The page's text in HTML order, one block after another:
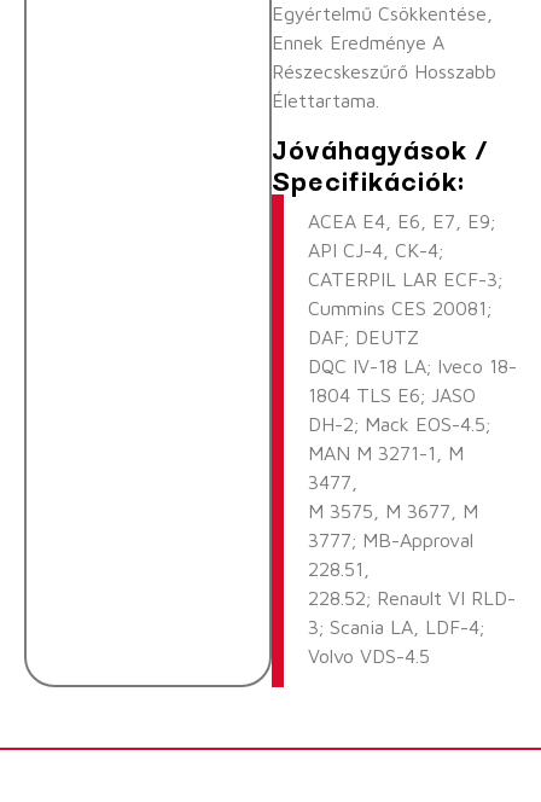
Egyértelmű Csökkentése,
Ennek Eredménye A
Részecskeszűrő Hosszabb
Élettartama.
Jóváhagyások /
Specifikációk:
ACEA E4, E6, E7, E9;
API CJ-4, CK-4;
CATERPIL LAR ECF-3;
Cummins CES 20081;
DAF; DEUTZ
DQC IV-18 LA; Iveco 18-
1804 TLS E6; JASO
DH-2; Mack EOS-4.5;
MAN M 3271-1, M
3477,
M 3575, M 3677, M
3777; MB-Approval
228.51,
228.52; Renault VI RLD-
3; Scania LA, LDF-4;
Volvo VDS-4.5